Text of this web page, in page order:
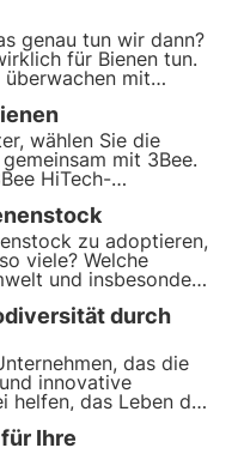
genau tun wir dann?
für Bienen tun.
mit
Dies
Imkern in Italien,
Spanien.
wählen Sie die
mit 3Bee.
HiTech-
Sie
ihre Bienen dank
Bienen optimal zu
zu adoptieren,
viele? Welche
und insbesondere
Einzelheiten in
und entdecken
der Adopt-a-Hive-
durch
das die
innovative
helfen, das Leben der
unserer
Sie, wie 3Bee an
Ihre